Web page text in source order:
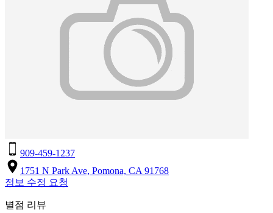
909-459-1237
1751 N Park Ave, Pomona, CA 91768
정보 수정 요청
별점 리뷰